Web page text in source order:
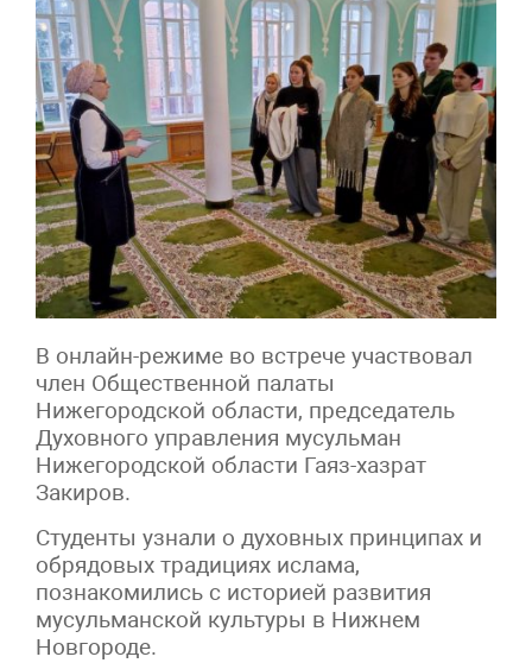
В онлайн-режиме во встрече участвовал
член Общественной палаты
Нижегородской области, председатель
Духовного управления мусульман
Нижегородской области Гаяз-хазрат
Закиров.
Студенты узнали о духовных принципах и
обрядовых традициях ислама,
познакомились с историей развития
мусульманской культуры в Нижнем
Новгороде.